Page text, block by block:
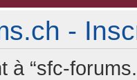
-
à “sfc-